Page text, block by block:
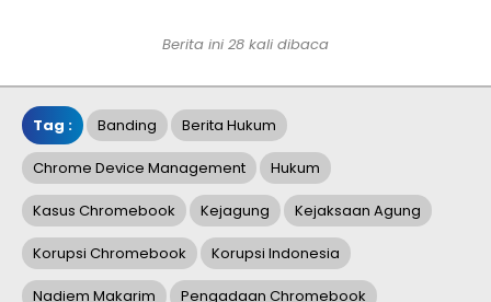
Berita ini 28 kali dibaca
Tag : Banding Berita Hukum
Chrome Device Management Hukum
Kasus Chromebook Kejagung Kejaksaan Agung
Korupsi Chromebook Korupsi Indonesia
Nadiem Makarim Pengadaan Chromebook